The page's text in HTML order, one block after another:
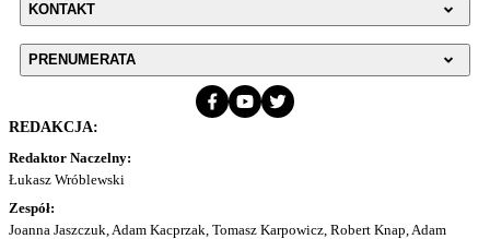
KONTAKT
PRENUMERATA
REDAKCJA:
Redaktor Naczelny:
Łukasz Wróblewski
Zespół:
Joanna Jaszczuk, Adam Kacprzak, Tomasz Karpowicz, Robert Knap, Adam